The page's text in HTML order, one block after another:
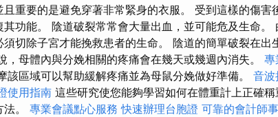
重要的是避免穿著非常緊身的衣服。 受到這樣的傷害
功能。 陰道破裂常常會大量出血，並可能危及生命。
切除子宮才能挽救患者的生命。 陰道的簡單破裂在出
，母體內與分娩相關的疼痛會在幾天或幾週內消失。 專
該區域可以幫助緩解疼痛並為母鼠分娩做好準備。 音波
使用指南 這些研究使您能夠學習如何在體重計上正確
。 專業會議點心服務 快速辦理台胞證 可靠的會計師